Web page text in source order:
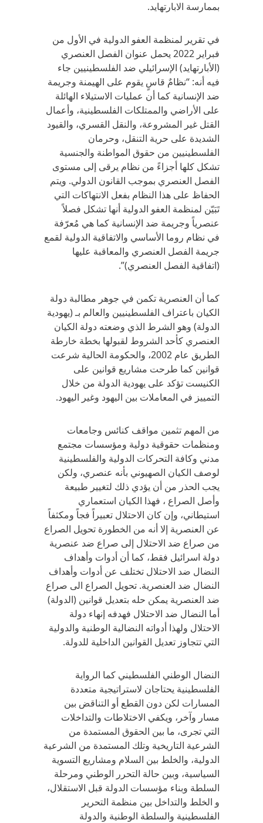
بممارسة الابارتهايد.
في تقرير لمنظمة العفو الدولية في الأول من
فبراير 2022 يحمل عنوان الفصل العنصري
(الأبارتهايد) الإسرائيلي ضد الفلسطينيين جاء
فيه أنه: “نظامٌ قاسٍ يقوم على الهيمنة وجريمة
ضد الإنسانية كما أن عمليات الاستيلاء الهائلة
على الأراضي والممتلكات الفلسطينية، وأعمال
القتل غير المشروعة، والنقل القسري، والقيود
الشديدة على حرية التنقل، وحرمان
الفلسطينيين من حقوق المواطنة والجنسية
تشكل كلها أجزاءً من نظام يرقى إلى مستوى
الفصل العنصري بموجب القانون الدولي. ويتم
الحفاظ على هذا النظام بفعل الانتهاكات التي
تَبَيّن لمنظمة العفو الدولية أنها تشكل فصلاً
عنصرياً وجريمة ضد الإنسانية كما هي مُعرّفة
في نظام روما الأساسي والاتفاقية الدولية لقمع
جريمة الفصل العنصري والمعاقبة عليها
(اتفاقية الفصل العنصري)”.
كما أن العنصرية تكمن في جوهر مطالبة دولة
الكيان باعتراف الفلسطينيين والعالم بـ (يهودية
الدولة) وهو الشرط الذي وضعته دولة الكيان
العنصري كأحد الشروط لقبولها بخطة خارطة
الطريق عام 2002، والحكومة الحالية شرعت
قوانين كما طرحت مشاريع قوانين على
الكنيست تؤكد على يهودية الدولة من خلال
التمييز في المعاملات بين اليهود وغير اليهود.
من المهم تثمين مواقف كنائس وجامعات
ومنظمات حقوقية دولية ومؤسسات مجتمع
مدني وكافة التحركات الدولية والفلسطينية
لوصف الكيان الصهيوني بأنه عنصري، ولكن
يجب الحذر من أن يؤدي ذلك لتغيير طبيعة
وأصل الصراع ، فهذا الكيان استعماري
استيطاني، وإن كان الاحتلال تعبيراً فجاً ومكثفاً
عن العنصرية إلا أنه من الخطورة تحويل الصراع
من صراع ضد الاحتلال إلى صراع ضد عنصرية
دولة اسرائيل فقط، كما أن أدوات وأهداف
النضال ضد الاحتلال تختلف عن أدوات وأهداف
النضال ضد العنصرية. تحويل الصراع الى صراع
ضد العنصرية يمكن حله بتعديل قوانين (الدولة)
أما النضال ضد الاحتلال فهدفه إنهاء دولة
الاحتلال ولهذا أدواته النضالية الوطنية والدولية
التي تتجاوز تعديل القوانين الداخلية للدولة.
النضال الوطني الفلسطيني كما الرواية
الفلسطينية يحتاجان لاستراتيجية متعددة
المسارات لكن دون القطع أو التناقض بين
مسار وآخر، ويكفي الاختلاطات والتداخلات
التي تجرى، ما بين الحقوق المستمدة من
الشرعية التاريخية وتلك المستمدة من الشرعية
الدولية، والخلط بين السلام ومشاريع التسوية
السياسية، وبين حالة التحرر الوطني ومرحلة
السلطة وبناء مؤسسات الدولة قبل الاستقلال،
و الخلط والتداخل بين منظمة التحرير
الفلسطينية والسلطة الوطنية والدولة